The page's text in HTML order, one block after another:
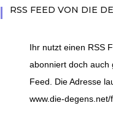
RSS FEED VON DIE
Ihr nutzt einen RSS
abonniert doch auch
Feed. Die Adresse
www.die-degens.net/